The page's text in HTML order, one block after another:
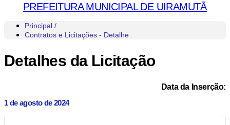
PREFEITURA MUNICIPAL DE UIRAMUTÃ
Principal /
Contratos e Licitações - Detalhe
Detalhes da Licitação
Data da Inserção:
1 de agosto de 2024